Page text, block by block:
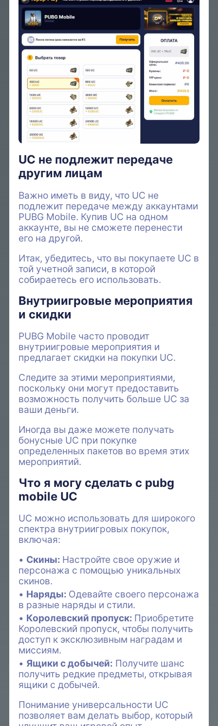
UC не подлежит передаче
другим лицам
Важно иметь в виду, что UC не
подлежит передаче между аккаунтами
PUBG Mobile. Купив UC на одном
аккаунте, вы не сможете перенести
его на другой.
Итак, убедитесь, что вы покупаете UC в
той учетной записи, в которой
собираетесь его использовать.
Внутриигровые мероприятия
и скидки
PUBG Mobile часто проводит
внутриигровые мероприятия и
предлагает скидки на покупки UC.
Следите за этими мероприятиями,
поскольку они могут предоставить
возможность получить больше UC за
ваши деньги.
Иногда вы даже можете получать
бонусные UC при покупке
определенных пакетов во время этих
мероприятий.
Что я могу сделать с pubg
mobile UC
UC можно использовать для широкого
спектра внутриигровых покупок,
включая:
Скины: Настройте свое оружие и
персонажа с помощью уникальных
скинов.
Наряды: Одевайте своего персонажа
в разные наряды и стили.
Королевский пропуск: Приобретите
Королевский пропуск, чтобы получить
доступ к эксклюзивным наградам и
миссиям.
Ящики с добычей: Получите шанс
получить редкие предметы, открывая
ящики с добычей.
Понимание универсальности UC
позволяет вам делать выбор, который